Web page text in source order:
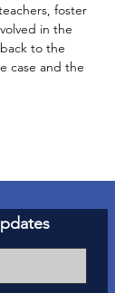
foster
in the
to the
case and the